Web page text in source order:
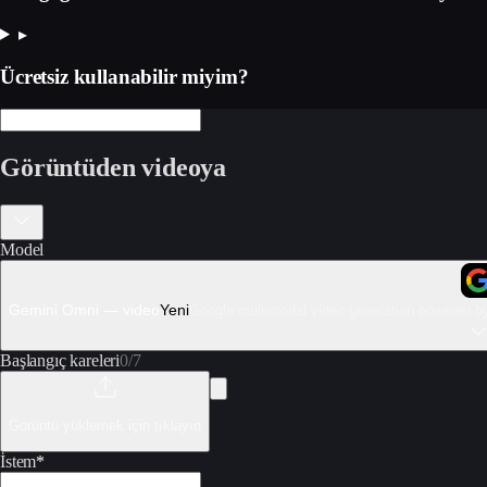
▸
Ücretsiz kullanabilir miyim?
Görüntüden videoya
Model
Yeni
Başlangıç kareleri0/7
İstem*